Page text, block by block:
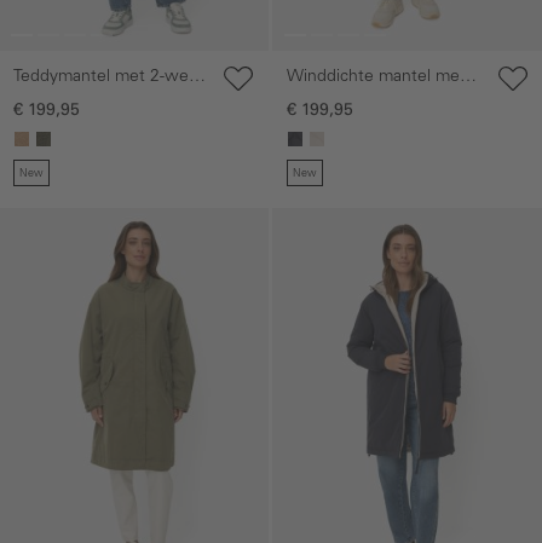
Teddymantel met 2-wegs
rits
€ 199,95
New
Winddichte mantel met
oversized pasvorm
€ 199,95
New